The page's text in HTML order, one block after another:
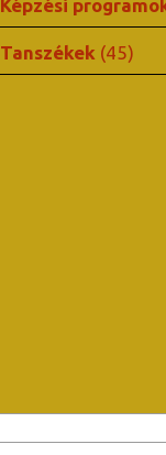
Képzési
Tanszékek (45)